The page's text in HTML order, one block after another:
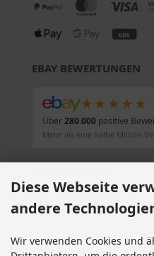
EBAY BEWERTUNGEN
★★★★★
Über280.000positive
Mehr als eine halbe Million
Alle Preise inkl. gesetzl. MwSt. zzgl.
Diese Webseite
andere
Wir verwenden Cookies und